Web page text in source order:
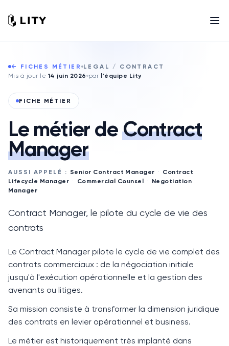
← FICHES MÉTIER LEGAL / CONTRACT
Mis à jour le 14 juin 2026 par l'équipe Lity
FICHE MÉTIER
Le métier de Contract
Manager
AUSSI APPELÉ : Senior Contract Manager · Contract
Lifecycle Manager · Commercial Counsel ·
Negotiation
Manager
Contract Manager, le pilote du cycle de vie des
contrats
Le Contract Manager pilote le cycle de vie complet des
contrats commerciaux : de la négociation initiale
jusqu'à l'exécution opérationnelle et la gestion des
avenants ou litiges.
Sa mission consiste à transformer la dimension juridique
des contrats en levier opérationnel et business.
Le métier est historiquement très implanté dans